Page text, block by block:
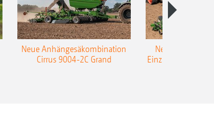
Neue Anhängesäkombination
Cirrus 9004-2C Grand
Neue
Einzelkorn-